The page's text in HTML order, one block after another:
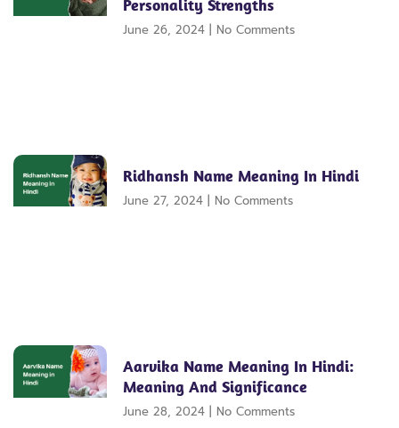
Personality Strengths
June 26, 2024 No Comments
Ridhansh Name Meaning In Hindi
June 27, 2024 No Comments
Aarvika Name Meaning In Hindi:
Meaning And Significance
June 28, 2024 No Comments